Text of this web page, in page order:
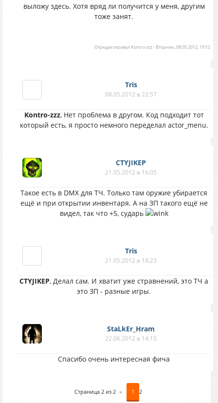
выложу здесь. Хотя вряд ли получится у меня, другим
тоже занят.
Отредактировал Kontro-zzz- Вторник, 08.05.2012, 19:12
Tris
08.05.2012 в 22:57
Kontro-zzz, Нет проблема в другом. Код подходит тот
который есть, я просто немного переделал actor_menu.
CTYJIKEP
21.05.2012 в 16:05
Такое есть в DMX для ТЧ. Только там оружие убирается
ещё и при открытии инвентаря. А на ЗП такого ещё не
видел, так что +5, сударь
Tris
21.05.2012 в 18:23
CTYJIKEP, Делал сам. И хватит уже стравнений, это ТЧ а
это ЗП - разные игры.
StaLkEr_Hram
22.06.2012 в 14:15
Спасибо очень интересная фича
Страница 2 из 2 « 1 2